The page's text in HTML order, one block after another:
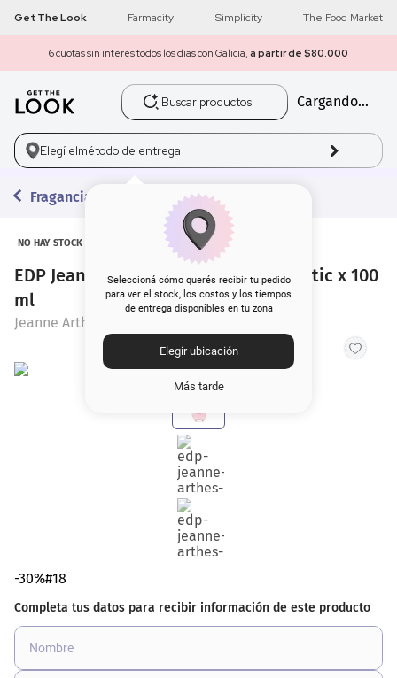
Get The Look Farmacity Simplicity The Food Market
6 cuotas sin interés todos los días con Galicia, a partir de $80.000
Buscar productos
Cargando...
Elegí elmétodo de entrega
Seleccioná cómo querés recibir tu pedido
para ver el stock, los costos y los tiempos
de entrega disponibles en tu zona
Elegir ubicación
Más tarde
Fragancias
NO HAY STOCK
EDP Jeanne Arthes Paris Pure Romantic x 100
ml
Jeanne Arthes Paris
-30%#18
1 get the look
2 máscara pestañas
3.
5. corrector